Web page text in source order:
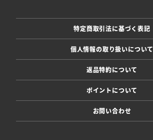
特定商取引法に基づく表記
個人情報の取り扱いについて
返品特約について
ポイントについて
お問い合わせ